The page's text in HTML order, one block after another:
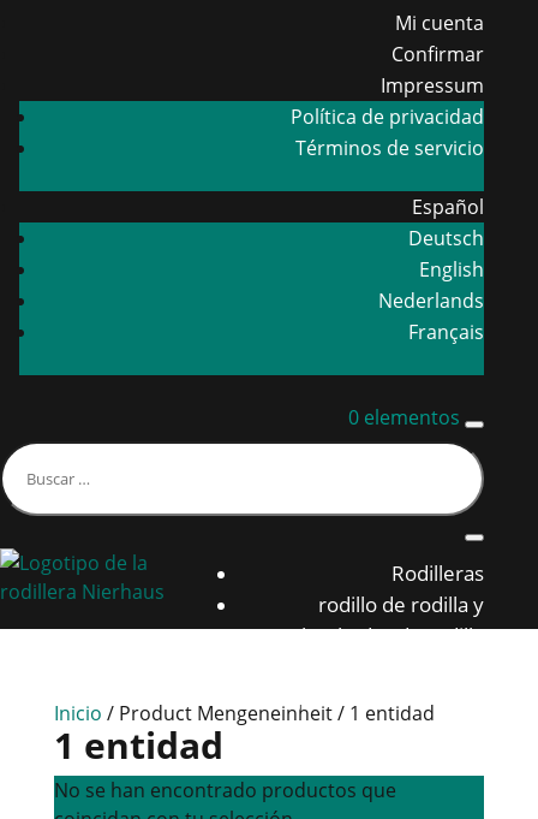
Mi cuenta
Confirmar
Impressum
Política de privacidad
Términos de servicio
Español
Deutsch
English
Nederlands
Français
0 elementos
Rodilleras
rodillo de rodilla y
almohadas de rodilla
Faja lumbar de trabajo
Inicio / Product Mengeneinheit / 1 entidad
1 entidad
No se han encontrado productos que